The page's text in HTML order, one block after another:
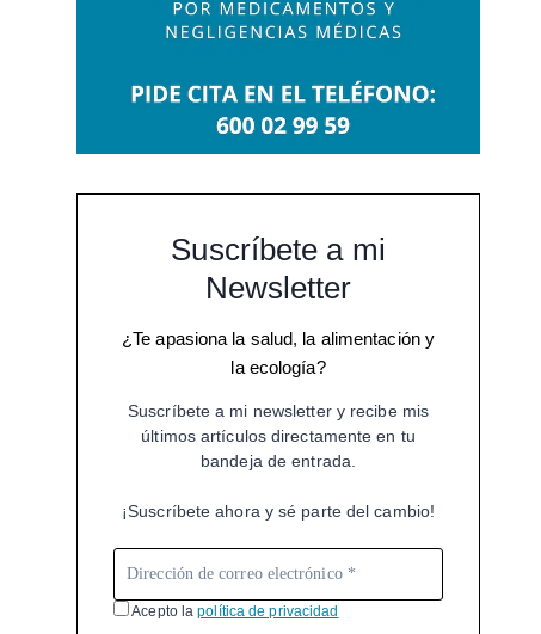
Suscríbete a mi
Newsletter
¿Te apasiona la salud, la alimentación y
la ecología?
Suscríbete a mi newsletter y recibe mis
últimos artículos directamente en tu
bandeja de entrada.
¡Suscríbete ahora y sé parte del cambio!
Acepto lapolítica de privacidad